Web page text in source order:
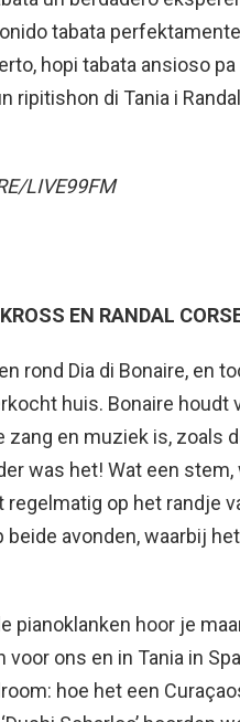
tabata
hopi tabata ansioso pa
ripitishon di Tania i
LIVE99FM
EN RANDAL
rond Dia di Bonaire, en
huis. Bonaire houdt
zang en muziek is, zoals
was het! Wat een stem,
op het randje
avonden, waarbij
pianoklanken hoor je
ons en in Tania in
hoe het een